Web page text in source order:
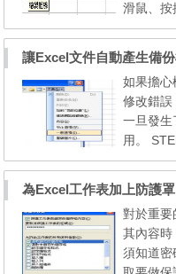
滑鼠、按
出框線
視」，
列」/「
EP2：先
再按下「
下來只
讓Excel文件自動產生備
如果擔心
修改錯誤
一旦發生
用。
案」，
再從選單
次存檔時
檔案存
TEP2：
為Excel工作表加上防護罩
對於重要
其內容時
須知道密